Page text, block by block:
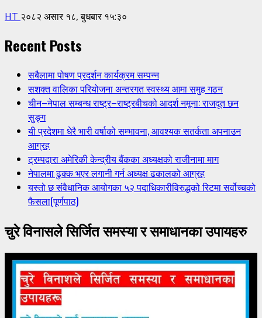
HT २०८२ असार १८, बुधबार १५:३०
Recent Posts
सबैलामा पोषण प्रदर्शन कार्यक्रम सम्पन्न
सशक्त वालिका परियोजना अन्तरगत स्वस्थ्य आमा समुह गठन
चीन–नेपाल सम्बन्ध राष्ट्र–राष्ट्रबीचको आदर्श नमूना: राजदूत छन
सुङ्ग
यी प्रदेशमा धेरै भारी वर्षाको सम्भावना, आवश्यक सतर्कता अपनाउन
आग्रह
ट्रम्पद्वारा अमेरिकी केन्द्रीय बैंकका अध्यक्षको राजीनामा माग
नेपालमा ढुक्क भएर लगानी गर्न अध्यक्ष ढकालको आग्रह
यस्तो छ संवैधानिक आयोगका ५२ पदाधिकारीविरुद्धको रिटमा सर्वोच्चको
फैसला(पूर्णपाठ)
चुरे विनासले सिर्जित समस्या र समाधानका उपायहरु